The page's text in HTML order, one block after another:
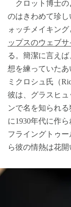
クロット博士の
のはきわめて珍
ォッチメイキン
ップスのウェブ
る。簡潔に言え
想を練っていたあ
ミクロシュ氏（
彼は、グラスヒ
ンで名を知られ
に1930年代に作
フライングトゥ
ら彼の情熱は花開